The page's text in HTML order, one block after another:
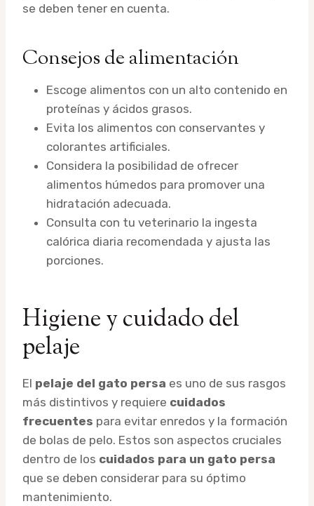
se deben tener en cuenta.
Consejos de alimentación
Escoge alimentos con un alto contenido en
proteínas y ácidos grasos.
Evita los alimentos con conservantes y
colorantes artificiales.
Considera la posibilidad de ofrecer
alimentos húmedos para promover una
hidratación adecuada.
Consulta con tu veterinario la ingesta
calórica diaria recomendada y ajusta las
porciones.
Higiene y cuidado del
pelaje
El pelaje del gato persa es uno de sus rasgos
más distintivos y requiere cuidados
frecuentes para evitar enredos y la formación
de bolas de pelo. Estos son aspectos cruciales
dentro de los cuidados para un gato persa
que se deben considerar para su óptimo
mantenimiento.